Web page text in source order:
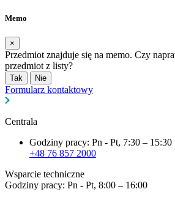
Memo
×
Przedmiot znajduje się na memo. Czy
przedmiot z listy?
Tak Nie
Formularz kontaktowy
Centrala
Godziny pracy: Pn - Pt, 7:30 – 15:30
+48 76 857 2000
Wsparcie techniczne
Godziny pracy: Pn - Pt, 8:00 – 16:00